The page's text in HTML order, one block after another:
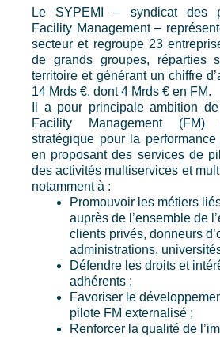
Le SYPEMI – syndicat des
Facility Management –
secteur et regroupe 23
de grands groupes, réparties
territoire et générant un chiffre
14 Mrds €, dont 4 Mrds € en FM.
Il a pour principale ambition
Facility Management (FM)
stratégique pour la
en proposant des services de
des activités multiservices et
notamment à :
Promouvoir les métiers
auprès de l’ensemble de
clients privés, donneurs
administrations,
Défendre les droits et
adhérents ;
Favoriser le
pilote FM externalisé ;
Renforcer la qualité de